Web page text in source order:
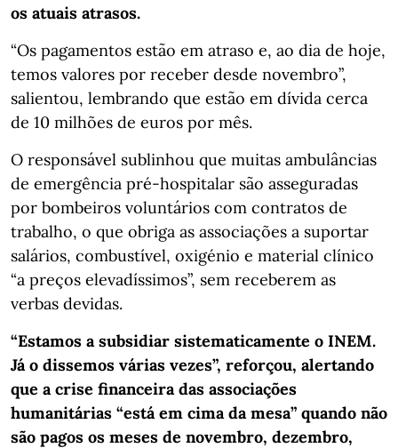
os atuais atrasos.
“Os pagamentos estão em atraso e, ao dia de hoje,
temos valores por receber desde novembro”,
salientou, lembrando que estão em dívida cerca
de 10 milhões de euros por mês.
O responsável sublinhou que muitas ambulâncias
de emergência pré-hospitalar são asseguradas
por bombeiros voluntários com contratos de
trabalho, o que obriga as associações a suportar
salários, combustível, oxigénio e material clínico
“a preços elevadíssimos”, sem receberem as
verbas devidas.
“Estamos a subsidiar sistematicamente o INEM.
Já o dissemos várias vezes”, reforçou, alertando
que a crise financeira das associações
humanitárias “está em cima da mesa” quando não
são pagos os meses de novembro, dezembro,